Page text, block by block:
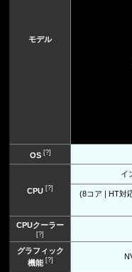
モデル
OS[?]
CPU [?]
イ
(8コア | HT対
CPUクーラー
[?]
グラフィック
機能[?]